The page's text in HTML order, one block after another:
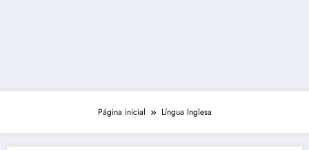
Página inicial Língua Inglesa